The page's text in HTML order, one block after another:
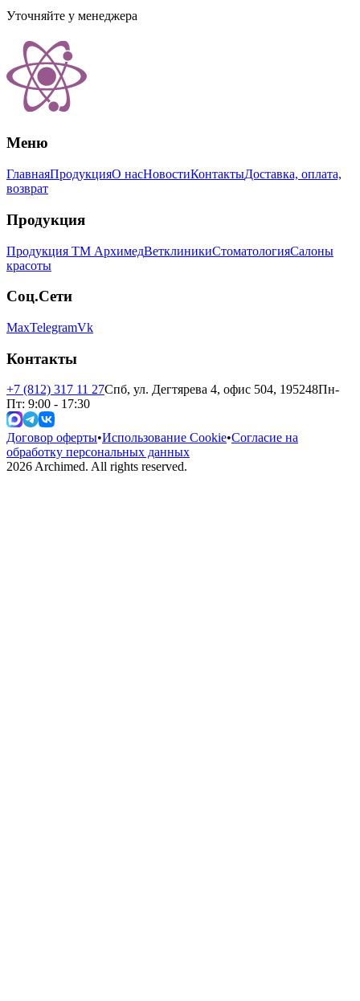
Уточняйте у менеджера
Меню
ГлавнаяПродукцияО насНовостиКонтактыДоставка, оплата,
возврат
Продукция
Продукция ТМ АрхимедВетклиникиСтоматологияСалоны
красоты
Соц.Сети
MaxTelegramVk
Контакты
+7 (812) 317 11 27Спб, ул. Дегтярева 4, офис 504, 195248Пн-
Пт: 9:00 - 17:30
Договор оферты•Использование Cookie•Согласие на
обработку персональных данных
2026Archimed. All rights reserved.